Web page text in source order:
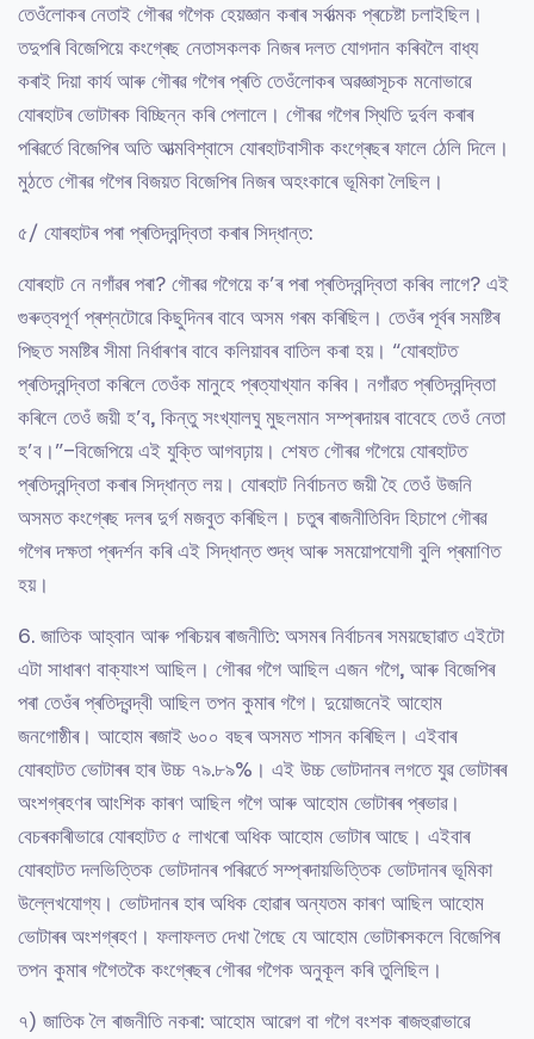
তেওঁলোকৰ নেতাই গৌৰৱ গগৈক হেয়জ্ঞান কৰাৰ সৰ্বাত্মক প্ৰচেষ্টা চলাইছিল।
তদুপৰি বিজেপিয়ে কংগ্ৰেছ নেতাসকলক নিজৰ দলত যোগদান কৰিবলৈ বাধ্য
কৰাই দিয়া কাৰ্য আৰু গৌৰৱ গগৈৰ প্ৰতি তেওঁলোকৰ অৱজ্ঞাসূচক মনোভাৱে
যোৰহাটৰ ভোটাৰক বিচ্ছিন্ন কৰি পেলালে। গৌৰৱ গগৈৰ স্থিতি দুৰ্বল কৰাৰ
পৰিৱৰ্তে বিজেপিৰ অতি আত্মবিশ্বাসে যোৰহাটবাসীক কংগ্ৰেছৰ ফালে ঠেলি দিলে।
মুঠতে গৌৰৱ গগৈৰ বিজয়ত বিজেপিৰ নিজৰ অহংকাৰে ভূমিকা লৈছিল।
৫/ যোৰহাটৰ পৰা প্ৰতিদ্বন্দ্বিতা কৰাৰ সিদ্ধান্ত:
যোৰহাট নে নগাঁৱৰ পৰা? গৌৰৱ গগৈয়ে ক’ৰ পৰা প্ৰতিদ্বন্দ্বিতা কৰিব লাগে? এই
গুৰুত্বপূৰ্ণ প্ৰশ্নটোৱে কিছুদিনৰ বাবে অসম গৰম কৰিছিল। তেওঁৰ পূৰ্বৰ সমষ্টিৰ
পিছত সমষ্টিৰ সীমা নিৰ্ধাৰণৰ বাবে কলিয়াবৰ বাতিল কৰা হয়। “যোৰহাটত
প্ৰতিদ্বন্দ্বিতা কৰিলে তেওঁক মানুহে প্ৰত্যাখ্যান কৰিব। নগাঁৱত প্ৰতিদ্বন্দ্বিতা
কৰিলে তেওঁ জয়ী হ’ব, কিন্তু সংখ্যালঘু মুছলমান সম্প্ৰদায়ৰ বাবেহে তেওঁ নেতা
হ’ব।”-বিজেপিয়ে এই যুক্তি আগবঢ়ায়। শেষত গৌৰৱ গগৈয়ে যোৰহাটত
প্ৰতিদ্বন্দ্বিতা কৰাৰ সিদ্ধান্ত লয়। যোৰহাট নিৰ্বাচনত জয়ী হৈ তেওঁ উজনি
অসমত কংগ্ৰেছ দলৰ দুৰ্গ মজবুত কৰিছিল। চতুৰ ৰাজনীতিবিদ হিচাপে গৌৰৱ
গগৈৰ দক্ষতা প্ৰদৰ্শন কৰি এই সিদ্ধান্ত শুদ্ধ আৰু সময়োপযোগী বুলি প্ৰমাণিত
হয়।
6. জাতিক আহ্বান আৰু পৰিচয়ৰ ৰাজনীতি: অসমৰ নিৰ্বাচনৰ সময়ছোৱাত এইটো
এটা সাধাৰণ বাক্যাংশ আছিল। গৌৰৱ গগৈ আছিল এজন গগৈ, আৰু বিজেপিৰ
পৰা তেওঁৰ প্ৰতিদ্বন্দ্বী আছিল তপন কুমাৰ গগৈ। দুয়োজনেই আহোম
জনগোষ্ঠীৰ। আহোম ৰজাই ৬০০ বছৰ অসমত শাসন কৰিছিল। এইবাৰ
যোৰহাটত ভোটাৰৰ হাৰ উচ্চ ৭৯.৮৯%। এই উচ্চ ভোটদানৰ লগতে যুৱ ভোটাৰৰ
অংশগ্ৰহণৰ আংশিক কাৰণ আছিল গগৈ আৰু আহোম ভোটাৰৰ প্ৰভাৱ।
বেচৰকাৰীভাৱে যোৰহাটত ৫ লাখৰো অধিক আহোম ভোটাৰ আছে। এইবাৰ
যোৰহাটত দলভিত্তিক ভোটদানৰ পৰিৱৰ্তে সম্প্ৰদায়ভিত্তিক ভোটদানৰ ভূমিকা
উল্লেখযোগ্য। ভোটদানৰ হাৰ অধিক হোৱাৰ অন্যতম কাৰণ আছিল আহোম
ভোটাৰৰ অংশগ্ৰহণ। ফলাফলত দেখা গৈছে যে আহোম ভোটাৰসকলে বিজেপিৰ
তপন কুমাৰ গগৈতকৈ কংগ্ৰেছৰ গৌৰৱ গগৈক অনুকূল কৰি তুলিছিল।
৭) জাতিক লৈ ৰাজনীতি নকৰা: আহোম আৱেগ বা গগৈ বংশক ৰাজহুৱাভাৱে